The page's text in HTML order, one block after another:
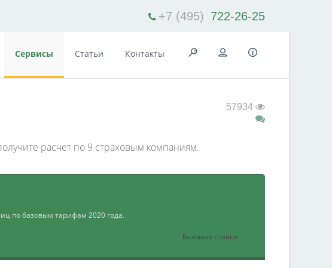
+7 (495) 722-26-25
Сервисы Статьи Контакты
57934
расчет по 9 страховым компаниям.
по базовым тарифам 2020 года.
Базовые ставки